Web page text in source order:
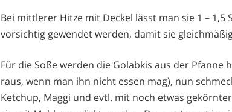
Bei mittlerer Hitze mit Deckel lässt man sie 1 – 1,5
vorsichtig gewendet werden, damit sie
Für die Soße werden die Golabkis aus der Pfanne
raus, wenn man ihn nicht essen mag), nun
Ketchup, Maggi und evtl. mit noch etwas